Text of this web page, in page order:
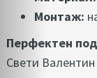
Монтаж:
Перфектен
Свети